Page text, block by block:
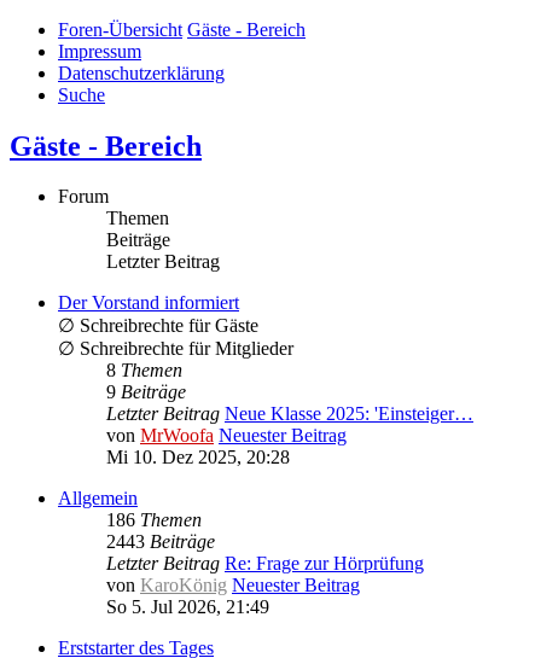
Foren-Übersicht Gäste - Bereich
Impressum
Datenschutzerklärung
Suche
Gäste - Bereich
Forum
Themen
Beiträge
Letzter Beitrag
Der Vorstand informiert
∅ Schreibrechte für Gäste
∅ Schreibrechte für Mitglieder
8 Themen
9 Beiträge
Letzter Beitrag Neue Klasse 2025: 'Einsteiger…
von MrWoofa Neuester Beitrag
Mi 10. Dez 2025, 20:28
Allgemein
186 Themen
2443 Beiträge
Letzter Beitrag Re: Frage zur Hörprüfung
von KaroKönig Neuester Beitrag
So 5. Jul 2026, 21:49
Erststarter des Tages